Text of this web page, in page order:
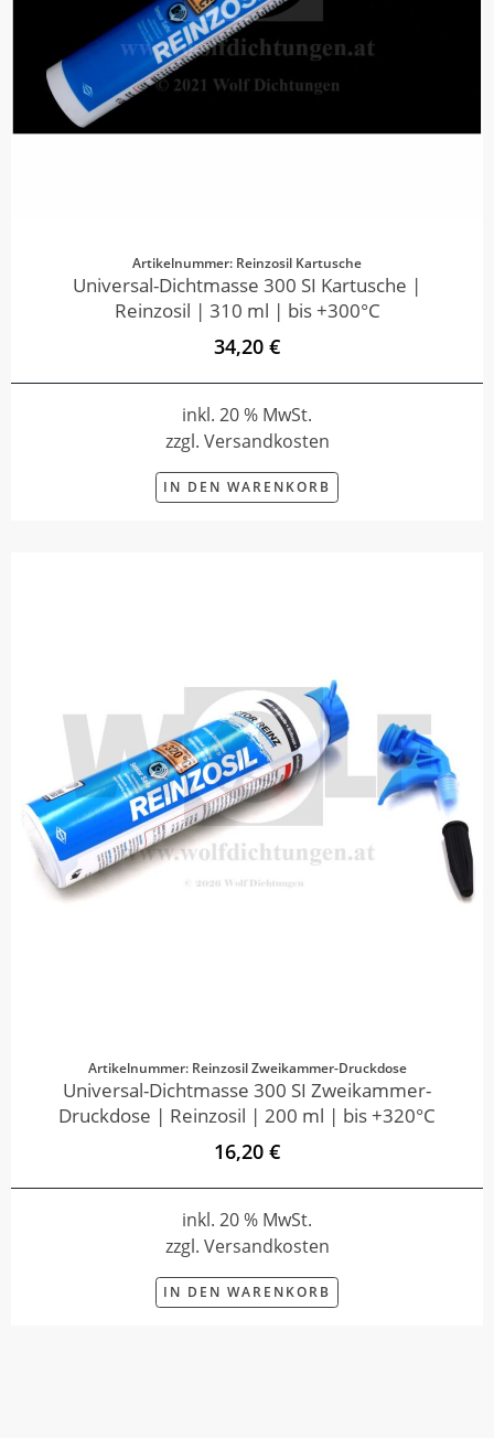
Artikelnummer: Reinzosil Kartusche
Universal-Dichtmasse 300 SI Kartusche |
Reinzosil | 310 ml | bis +300°C
34,20 €
inkl. 20 % MwSt.
zzgl. Versandkosten
IN DEN WARENKORB
Artikelnummer: Reinzosil Zweikammer-Druckdose
Universal-Dichtmasse 300 SI Zweikammer-
Druckdose | Reinzosil | 200 ml | bis +320°C
16,20 €
inkl. 20 % MwSt.
zzgl. Versandkosten
IN DEN WARENKORB